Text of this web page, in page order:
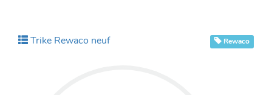
Trike Rewaco neuf Rewaco